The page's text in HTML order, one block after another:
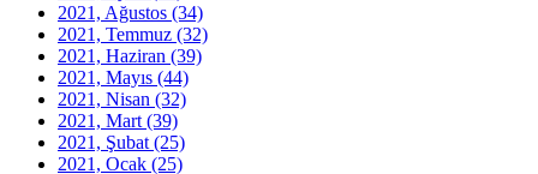
2021, Ağustos (34)
2021, Temmuz (32)
2021, Haziran (39)
2021, Mayıs (44)
2021, Nisan (32)
2021, Mart (39)
2021, Şubat (25)
2021, Ocak (25)